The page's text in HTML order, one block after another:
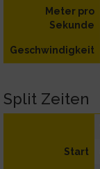
Meter pro
Sekunde
Geschwindigkeit
Split Zeiten
Start